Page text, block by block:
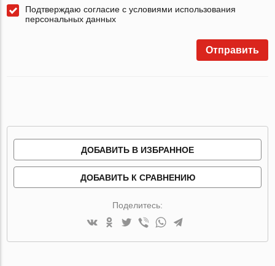
Подтверждаю согласие с условиями использования
персональных данных
Отправить
ДОБАВИТЬ В ИЗБРАННОЕ
ДОБАВИТЬ К СРАВНЕНИЮ
Поделитесь: